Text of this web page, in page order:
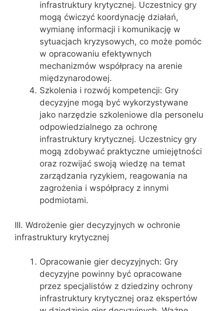
infrastruktury krytycznej. Uczestnicy gry
mogą ćwiczyć koordynację działań,
wymianę informacji i komunikację w
sytuacjach kryzysowych, co może pomóc
w opracowaniu efektywnych
mechanizmów współpracy na arenie
międzynarodowej.
Szkolenia i rozwój kompetencji: Gry
decyzyjne mogą być wykorzystywane
jako narzędzie szkoleniowe dla personelu
odpowiedzialnego za ochronę
infrastruktury krytycznej. Uczestnicy gry
mogą zdobywać praktyczne umiejętności
oraz rozwijać swoją wiedzę na temat
zarządzania ryzykiem, reagowania na
zagrożenia i współpracy z innymi
podmiotami.
III. Wdrożenie gier decyzyjnych w ochronie
infrastruktury krytycznej
Opracowanie gier decyzyjnych: Gry
decyzyjne powinny być opracowane
przez specjalistów z dziedziny ochrony
infrastruktury krytycznej oraz ekspertów